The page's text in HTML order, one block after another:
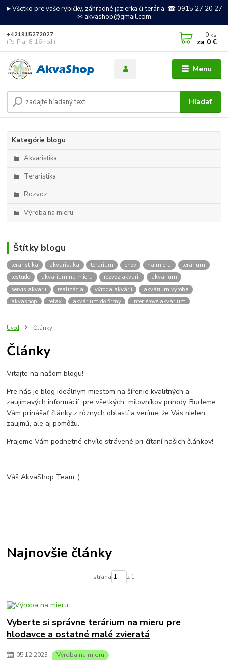
►Všetko pre vaše rybičky, záhradné jazierka či terária. ☎ 0915 27 20 27
✉ akvashop@gmail.com
Menu
Hľadať
+421915272027
(Po-Pia, 8-16 hod.)
0 ks
za 0 €
Kategórie blogu
Akvaristika
Teraristika
Rozvoz
Výroba na mieru
Štítky blogu
teraristika akvaristika terarium chov na mieru
terárium
testudo
akvarium na mieru rozvoz akvarii
akvarium
servis akvarii
realizácia výroba akvárií
akvárium výroba
akvashop
relax akvárium do firmy
interiérové akvárium
insektárium
skrinka
podstavec
Testudo horsfieldii
Korytnačka stepná
zriaďovanie terária
terárium pre suchozemskú korytnačku
želva
korytnačky
Bratislava
vyroba akvarii akvarium dovoz
rozvoz akvarií
záruka na akvárium
Úvod Články
Články
Vitajte na našom blogu!
Pre nás je blog ideálnym miestom na šírenie kvalitných a
zaujímavých informácií pre všetkých milovníkov prírody. Budeme
Vám prinášať články z rôznych oblastí a veríme, že Vás nielen
zaujmú, ale aj pomôžu.
Prajeme Vám podnetné chvíle strávené pri čítaní našich článkov!
Váš AkvaShop Team :)
Najnovšie články
strana z 1
Vyberte si správne terárium na mieru pre
hlodavce a ostatné malé zvieratá
05.12.2023 Výroba na mieru